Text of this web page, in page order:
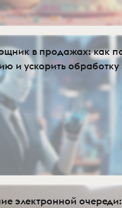
в продажах: как
и ускорить обработку
электронной